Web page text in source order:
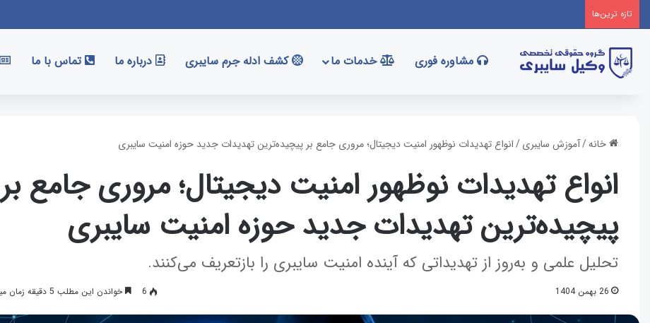
تازه‌ ترین‌ها
مشاوره فوری خدمات ما کشف ادله جرم سایبری درباره ما تماس با ما
خانه/آموزش سایبری/انواع تهدیدات نوظهور امنیت دیجیتال؛ مروری جامع بر پیچیده‌ترین تهدیدات جدید حوزه امنیت سایبری
انواع تهدیدات نوظهور امنیت دیجیتال؛ مروری جامع بر
پیچیده‌ترین تهدیدات جدید حوزه امنیت سایبری
تحلیل علمی و به‌روز از تهدیداتی که آینده امنیت سایبری را بازتعریف می‌کنند.
26 بهمن 1404 6 خواندن این مطلب 5 دقیقه زمان میبرد